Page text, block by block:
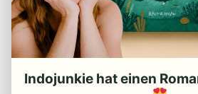
Indojunkie hat einen